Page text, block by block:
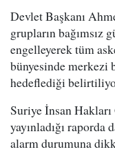
Devlet Başkanı
grupların bağımsız
engelleyerek tüm
bünyesinde merkezi
hedeflediği
Suriye İnsan
yayınladığı
alarm durumuna